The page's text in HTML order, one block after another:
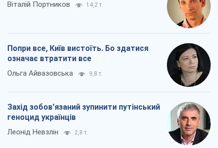
Віталій Портников 14,2 т.
Попри все, Київ вистоїть. Бо здатися
означає втратити все
Ольга Айвазовська 9,8 т.
Захід зобов'язаний зупинити путінський
геноцид українців
Леонід Невзлін 2,8 т.